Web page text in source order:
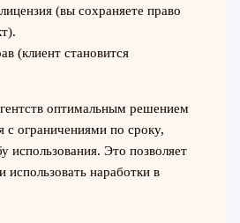
(вы сохраняете право
(клиент становится
оптимальным решением
с ограничениями по сроку,
использования. Это позволяет
использовать наработки в